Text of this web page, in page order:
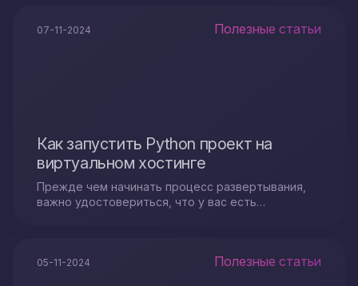
07-11-2024 Полезные статьи
Как запустить Python проект на
виртуальном хостинге
Прежде чем начинать процесс развертывания,
важно удостовериться, что у вас есть
05-11-2024 Полезные статьи